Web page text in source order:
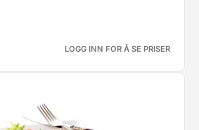
LOGG INN FOR Å SE PRISER